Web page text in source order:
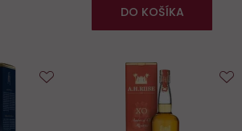
DO KOŠÍKA